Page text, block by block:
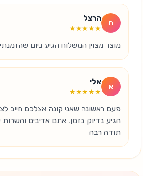
ה
הרצל
★★★★★
מוצר מצוין המשלוח הגיע ביום שהזמנתי
א
אלי
★★★★★
פעם ראשונה שאני קונה אצלכם חייב
הגיע בדיוק בזמן. אתם אדיבים והשרות
תודה רבה